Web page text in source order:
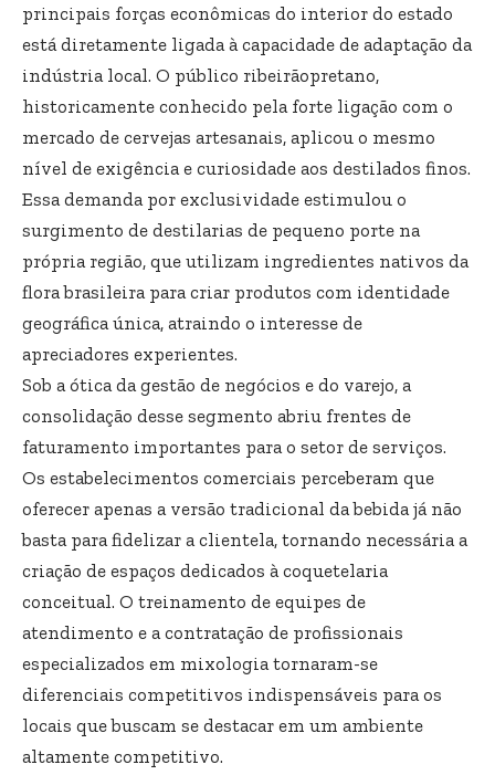
principais forças econômicas do interior do estado
está diretamente ligada à capacidade de adaptação da
indústria local. O público ribeirãopretano,
historicamente conhecido pela forte ligação com o
mercado de cervejas artesanais, aplicou o mesmo
nível de exigência e curiosidade aos destilados finos.
Essa demanda por exclusividade estimulou o
surgimento de destilarias de pequeno porte na
própria região, que utilizam ingredientes nativos da
flora brasileira para criar produtos com identidade
geográfica única, atraindo o interesse de
apreciadores experientes.
Sob a ótica da gestão de negócios e do varejo, a
consolidação desse segmento abriu frentes de
faturamento importantes para o setor de serviços.
Os estabelecimentos comerciais perceberam que
oferecer apenas a versão tradicional da bebida já não
basta para fidelizar a clientela, tornando necessária a
criação de espaços dedicados à coquetelaria
conceitual. O treinamento de equipes de
atendimento e a contratação de profissionais
especializados em mixologia tornaram-se
diferenciais competitivos indispensáveis para os
locais que buscam se destacar em um ambiente
altamente competitivo.